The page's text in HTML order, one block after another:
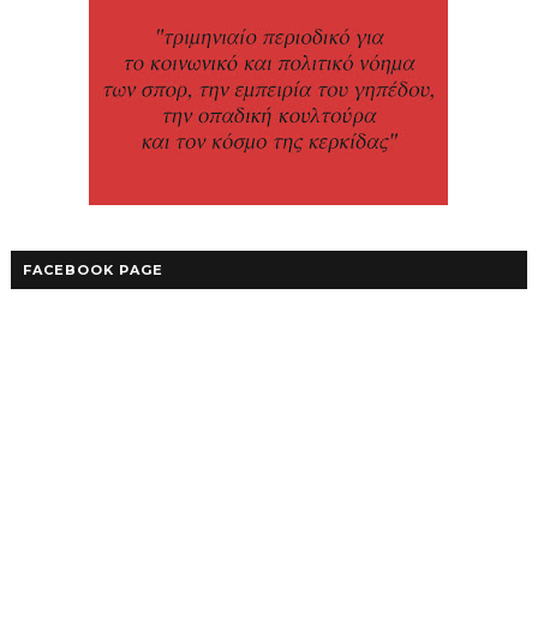
FACEBOOK PAGE